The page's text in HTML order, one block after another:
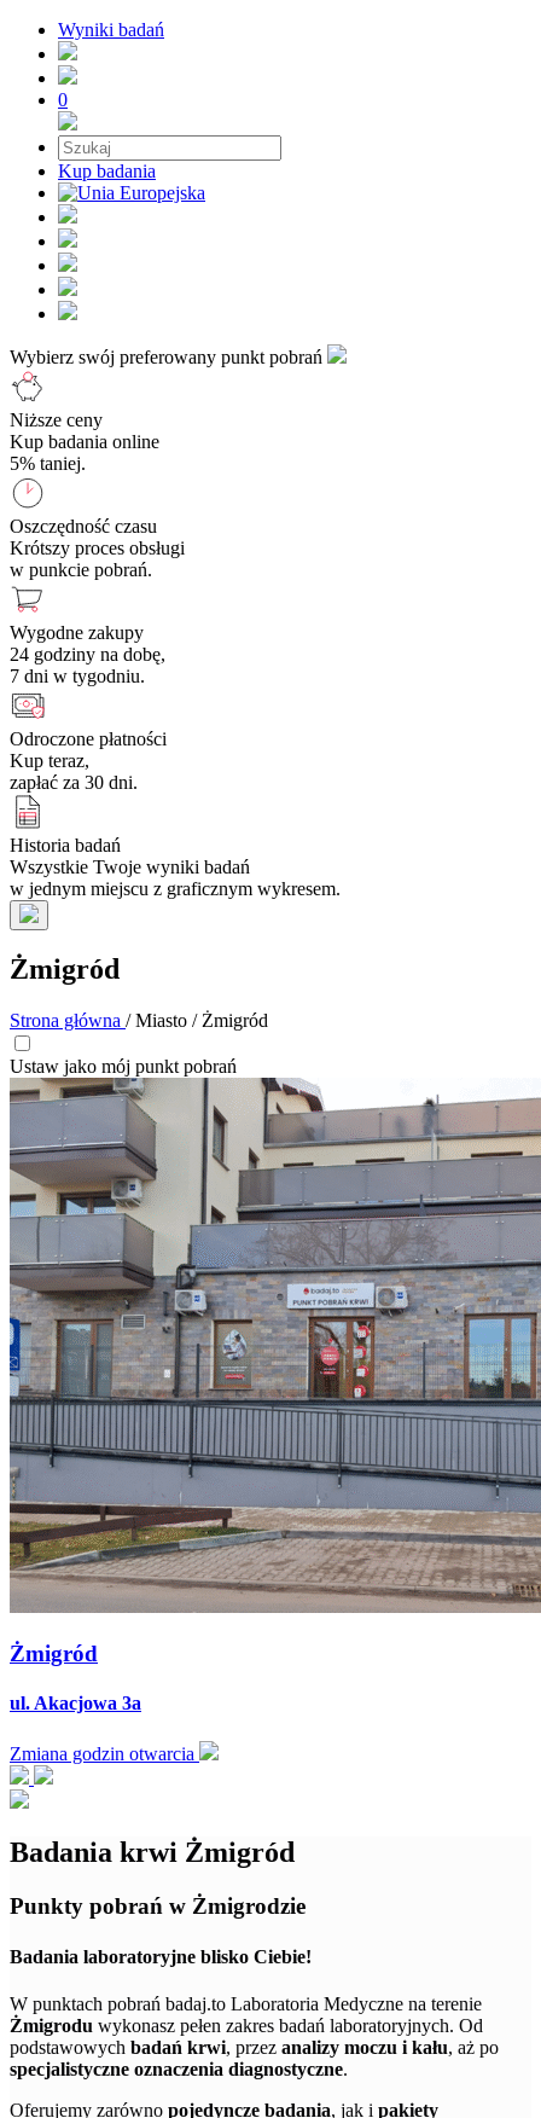
Wyniki badań
0
Kup badania
Wybierz swój preferowany punkt pobrań
Niższe ceny
Kup badania online
5% taniej.
Oszczędność czasu
Krótszy proces obsługi
w punkcie pobrań.
Wygodne zakupy
24 godziny na dobę,
7 dni w tygodniu.
Odroczone płatności
Kup teraz,
zapłać za 30 dni.
Historia badań
Wszystkie Twoje wyniki badań
w jednym miejscu z graficznym wykresem.
Żmigród
Strona główna / Miasto / Żmigród
Ustaw jako mój punkt pobrań
Żmigród
ul. Akacjowa 3a
Zmiana godzin otwarcia
Badania krwi Żmigród
Punkty pobrań w Żmigrodzie
Badania laboratoryjne blisko Ciebie!
W punktach pobrań badaj.to Laboratoria Medyczne na terenie
Żmigrodu wykonasz pełen zakres badań laboratoryjnych. Od
podstawowych badań krwi, przez analizy moczu i kału, aż po
specjalistyczne oznaczenia diagnostyczne.
Oferujemy zarówno pojedyncze badania, jak i pakiety